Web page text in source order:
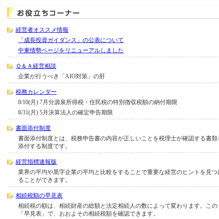
経営者オススメ情報
「成長投資ガイダンス」の公表について
中東情勢ページをリニューアルしました
Ｑ＆Ａ経営相談
企業が行うべき「AIO対策」の肝
税務カレンダー
8/10(月) 7月分源泉所得税・住民税の特別徴収税額の納付期限
8/31(月) 5月決算法人の確定申告期限
書面添付制度
書面添付制度とは、税務申告書の内容が正しいことを税理士が確認する書類
添付する制度です。
経営指標速報版
業界の平均や黒字企業の平均と比較をすることで重要な経営のヒントを見つ
ることができます。
相続税額の早見表
相続税の額は、相続財産の総額と法定相続人の数によって変わります。この
「早見表」で、おおよその相続税額を確認できます。